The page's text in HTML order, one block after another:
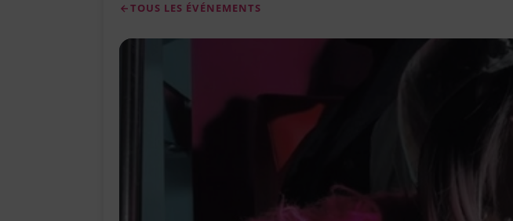
Léa Drucker et Mélanie Thierry dévoilent au cinéma ce
Le restaurant Miamici de Nice au cœur de l’hôtel Holiday
modernité, la tradition et les saveurs italiennes
Le « Défilé Galeries Lafayette » revient sous les arcades
TOUS LES ÉVÉNEMENTS